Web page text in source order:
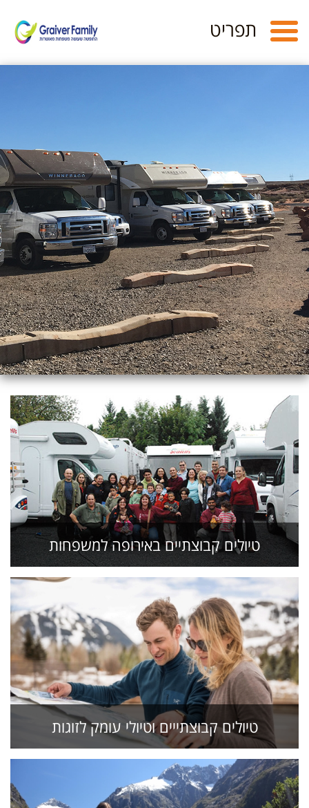
Toggle
navigation
תפריט
טיולים קבוצתיים באירופה למשפחות
טיולים קבוצתייים וטיולי עומק לזוגות